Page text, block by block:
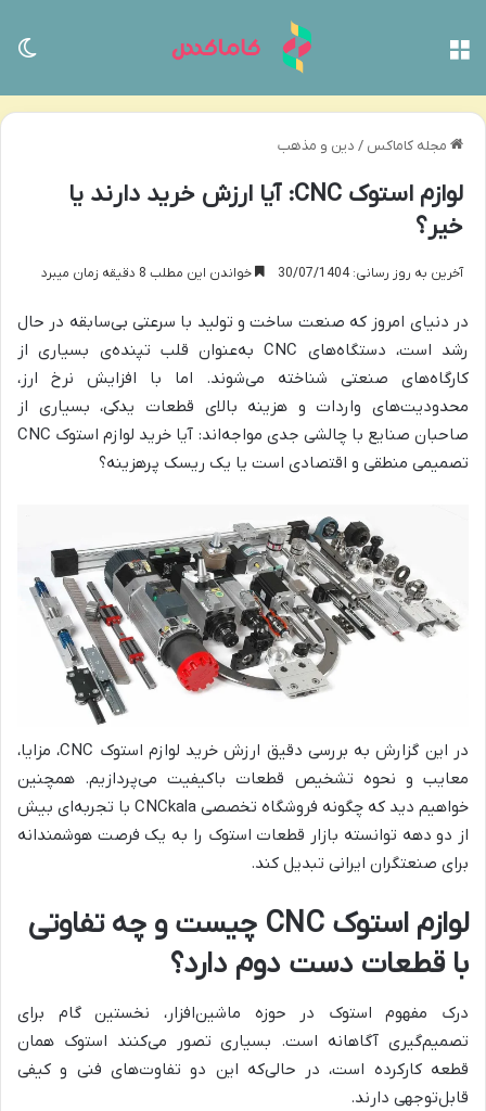
مجله کاماکس / دین و مذهب
لوازم استوک CNC: آیا ارزش خرید دارند یا
خیر؟
آخرین به روز رسانی: 30/07/1404 خواندن این مطلب 8 دقیقه زمان میبرد
در دنیای امروز که صنعت ساخت و تولید با سرعتی بی‌سابقه در حال
رشد است، دستگاه‌های CNC به‌عنوان قلب تپنده‌ی بسیاری از
کارگاه‌های صنعتی شناخته می‌شوند. اما با افزایش نرخ ارز،
محدودیت‌های واردات و هزینه بالای قطعات یدکی، بسیاری از
صاحبان صنایع با چالشی جدی مواجه‌اند: آیا خرید لوازم استوک CNC
تصمیمی منطقی و اقتصادی است یا یک ریسک پرهزینه؟
در این گزارش به بررسی دقیق ارزش خرید لوازم استوک CNC، مزایا،
معایب و نحوه تشخیص قطعات باکیفیت می‌پردازیم. همچنین
خواهیم دید که چگونه فروشگاه تخصصی CNCkala با تجربه‌ای بیش
از دو دهه توانسته بازار قطعات استوک را به یک فرصت هوشمندانه
برای صنعتگران ایرانی تبدیل کند.
لوازم استوک CNC چیست و چه تفاوتی
با قطعات دست دوم دارد؟
درک مفهوم استوک در حوزه ماشین‌افزار، نخستین گام برای
تصمیم‌گیری آگاهانه است. بسیاری تصور می‌کنند استوک همان
قطعه کارکرده است، در حالی‌که این دو تفاوت‌های فنی و کیفی
قابل‌توجهی دارند.